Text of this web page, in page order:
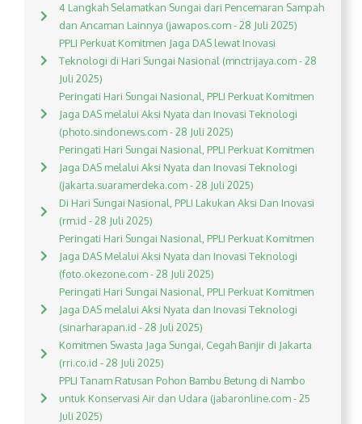
4 Langkah Selamatkan Sungai dari Pencemaran Sampah
dan Ancaman Lainnya (jawapos.com - 28 Juli 2025)
PPLI Perkuat Komitmen Jaga DAS lewat Inovasi
Teknologi di Hari Sungai Nasional (mnctrijaya.com - 28
Juli 2025)
Peringati Hari Sungai Nasional, PPLI Perkuat Komitmen
Jaga DAS melalui Aksi Nyata dan Inovasi Teknologi
(photo.sindonews.com - 28 Juli 2025)
Peringati Hari Sungai Nasional, PPLI Perkuat Komitmen
Jaga DAS melalui Aksi Nyata dan Inovasi Teknologi
(jakarta.suaramerdeka.com - 28 Juli 2025)
Di Hari Sungai Nasional, PPLI Lakukan Aksi Dan Inovasi
(rm.id - 28 Juli 2025)
Peringati Hari Sungai Nasional, PPLI Perkuat Komitmen
Jaga DAS Melalui Aksi Nyata dan Inovasi Teknologi
(foto.okezone.com - 28 Juli 2025)
Peringati Hari Sungai Nasional, PPLI Perkuat Komitmen
Jaga DAS melalui Aksi Nyata dan Inovasi Teknologi
(sinarharapan.id - 28 Juli 2025)
Komitmen Swasta Jaga Sungai, Cegah Banjir di Jakarta
(rri.co.id - 28 Juli 2025)
PPLI Tanam Ratusan Pohon Bambu Betung di Nambo
untuk Konservasi Air dan Udara (jabaronline.com - 25
Juli 2025)